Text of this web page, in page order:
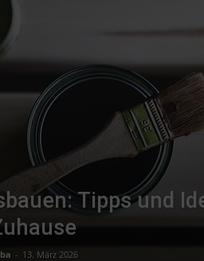
Tipps und
- 13. März 2026